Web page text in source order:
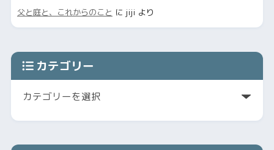
父と庭と、これからのこと に jiji より
カテゴリー